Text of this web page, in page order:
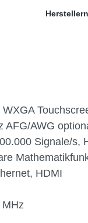
AFG/AWG
Signale/
HDMI